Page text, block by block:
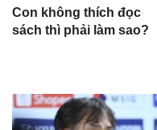
Con không thích đọc
sách thì phải làm sao?